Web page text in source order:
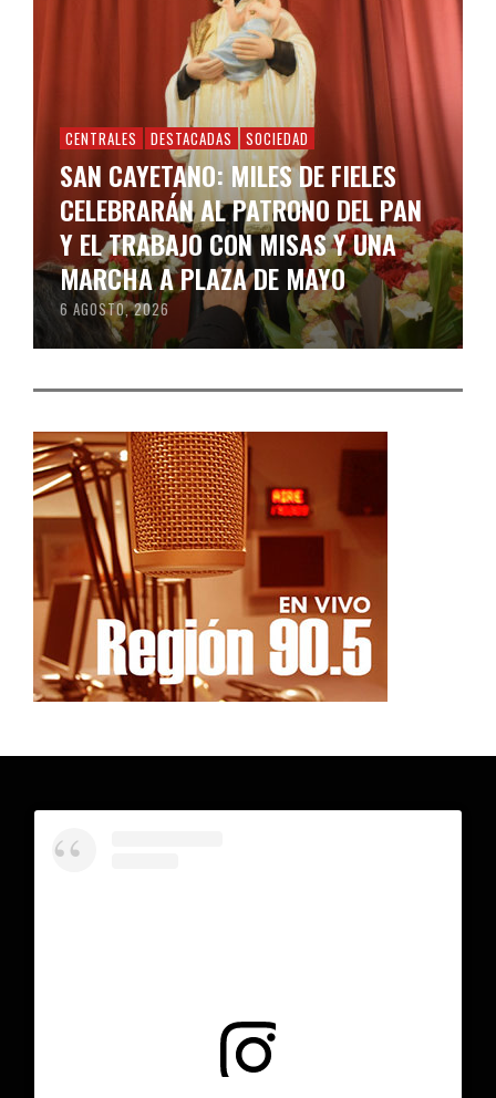
CENTRALES DESTACADAS SOCIEDAD
SAN CAYETANO: MILES DE FIELES
CELEBRARÁN AL PATRONO DEL PAN
Y EL TRABAJO CON MISAS Y UNA
MARCHA A PLAZA DE MAYO
6 AGOSTO, 2026